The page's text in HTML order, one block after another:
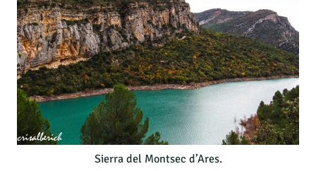
Sierra del Montsec d’Ares.